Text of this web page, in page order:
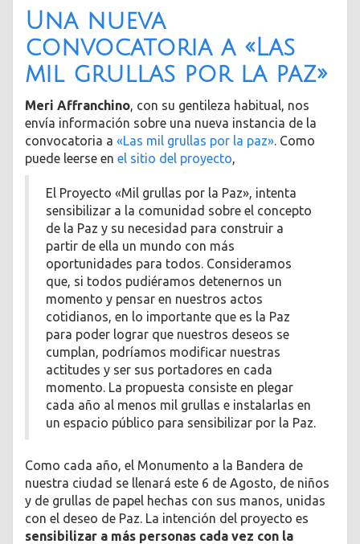
Una nueva
convocatoria a «Las
mil grullas por la paz»
Meri Affranchino, con su gentileza habitual, nos
envía información sobre una nueva instancia de la
convocatoria a «Las mil grullas por la paz». Como
puede leerse en el sitio del proyecto,
El Proyecto «Mil grullas por la Paz», intenta
sensibilizar a la comunidad sobre el concepto
de la Paz y su necesidad para construir a
partir de ella un mundo con más
oportunidades para todos. Consideramos
que, si todos pudiéramos detenernos un
momento y pensar en nuestros actos
cotidianos, en lo importante que es la Paz
para poder lograr que nuestros deseos se
cumplan, podríamos modificar nuestras
actitudes y ser sus portadores en cada
momento. La propuesta consiste en plegar
cada año al menos mil grullas e instalarlas en
un espacio público para sensibilizar por la Paz.
Como cada año, el Monumento a la Bandera de
nuestra ciudad se llenará este 6 de Agosto, de niños
y de grullas de papel hechas con sus manos, unidas
con el deseo de Paz. La intención del proyecto es
sensibilizar a más personas cada vez con la